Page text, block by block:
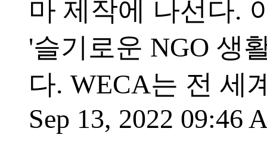
마 제작에 나선다.
'슬기로운 NGO 생
다. WECA는 전 세
Sep 13, 2022 09:46